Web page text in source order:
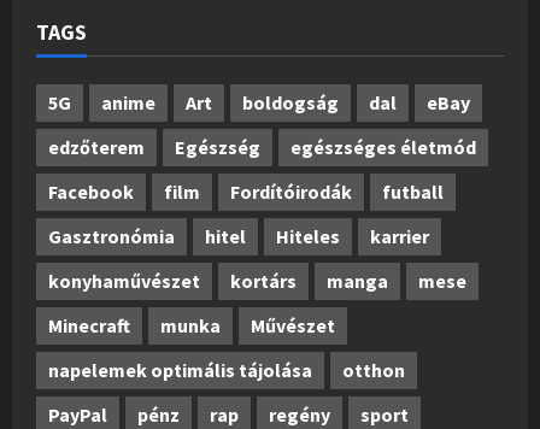
TAGS
5G anime Art boldogság dal
eBay
edzőterem
Egészség
egészséges életmód
Facebook
film Fordítóirodák
futball
Gasztronómia
hitel Hiteles
karrier
konyhaművészet
kortárs manga
mese
Minecraft
munka
Művészet
napelemek optimális tájolása
otthon
PayPal
pénz rap regény
sport